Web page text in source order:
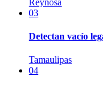
Reynosa
03
Detectan vacío
Tamaulipas
04